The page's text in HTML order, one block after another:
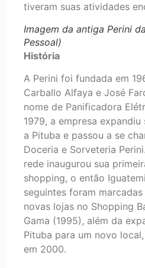
tiveram suas atividades
Imagem da antiga Perini
Pessoal)
História
A Perini foi fundada em
Carballo Alfaya e José
nome de Panificadora
1979, a empresa
a Pituba e passou a se
Doceria e Sorveteria
rede inaugurou sua
shopping, o então
seguintes foram
novas lojas no Shopping
Gama (1995), além da
Pituba para um novo
em 2000.